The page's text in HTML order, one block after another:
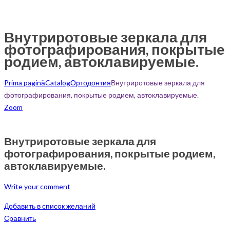
Внутриротовые зеркала для
фотографирования, покрытые
родием, автоклавируемые.
Prima paginăCatalogОртодонтияВнутриротовые зеркала для
фотографирования, покрытые родием, автоклавируемые.
Zoom
Внутриротовые зеркала для
фотографирования, покрытые родием,
автоклавируемые.
Write your comment
Добавить в список желаний
Сравнить